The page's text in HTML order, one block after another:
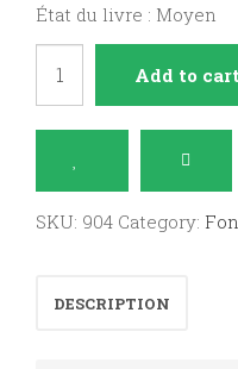
État du livre : Moyen
gascons
quantity
Add to cart
SKU: 904 Category:
DESCRIPTION